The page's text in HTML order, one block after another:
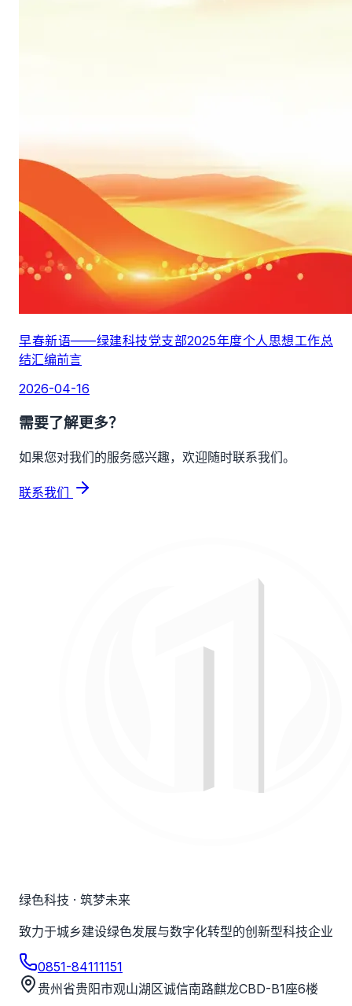
早春新语——绿建科技党支部2025年度个人思想工作总
结汇编前言
2026-04-16
需要了解更多？
如果您对我们的服务感兴趣，欢迎随时联系我们。
联系我们
绿色科技 · 筑梦未来
致力于城乡建设绿色发展与数字化转型的创新型科技企业
0851-84111151
贵州省贵阳市观山湖区诚信南路麒龙CBD-B1座6楼